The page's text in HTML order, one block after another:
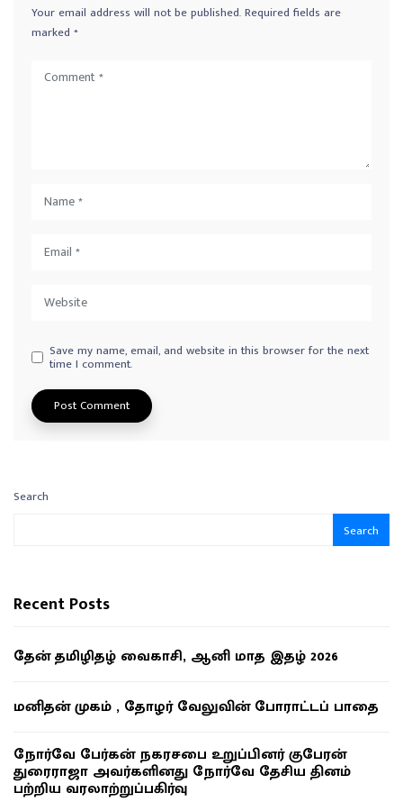
Your email address will not be published.Required fields are
marked *
Save my name, email, and website in this browser for the next
time I comment.
Search
Search
Recent Posts
தேன் தமிழிதழ் வைகாசி, ஆனி மாத இதழ் 2026
மனிதன் முகம் , தோழர் வேலுவின் போராட்டப் பாதை
நோர்வே பேர்கன் நகரசபை உறுப்பினர் குபேரன்
துரைராஜா அவர்களினது நோர்வே தேசிய தினம்
பற்றிய வரலாற்றுப்பகிர்வு